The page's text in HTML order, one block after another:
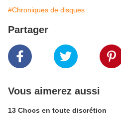
#Chroniques de disques
Partager
Vous aimerez aussi
13 Chocs en toute discrétion